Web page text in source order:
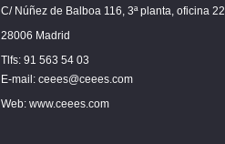
C/ Núñez de Balboa 116, 3ª planta, oficina 22
28006 Madrid
Tlfs: 91 563 54 03
E-mail: ceees@ceees.com
Web: www.ceees.com